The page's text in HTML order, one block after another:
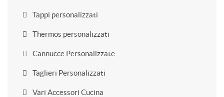
Tappi personalizzati
Thermos personalizzati
Cannucce Personalizzate
Taglieri Personalizzati
Vari Accessori Cucina